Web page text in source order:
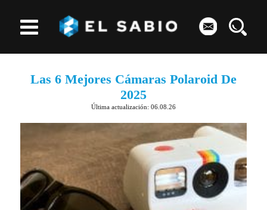
Las 6 Mejores Cámaras Polaroid De
2025
Última actualización: 06.08.26